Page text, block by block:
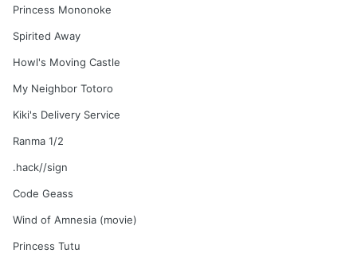
Princess Mononoke
Spirited Away
Howl's Moving Castle
My Neighbor Totoro
Kiki's Delivery Service
Ranma 1/2
.hack//sign
Code Geass
Wind of Amnesia (movie)
Princess Tutu